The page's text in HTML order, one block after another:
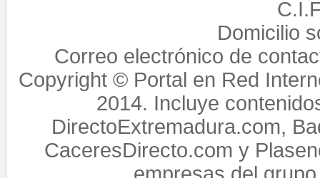
Domicilio
Correo electrónico de
Copyright © Portal en Red
2014. Incluye
DirectoExtremadura.com,
CaceresDirecto.com y